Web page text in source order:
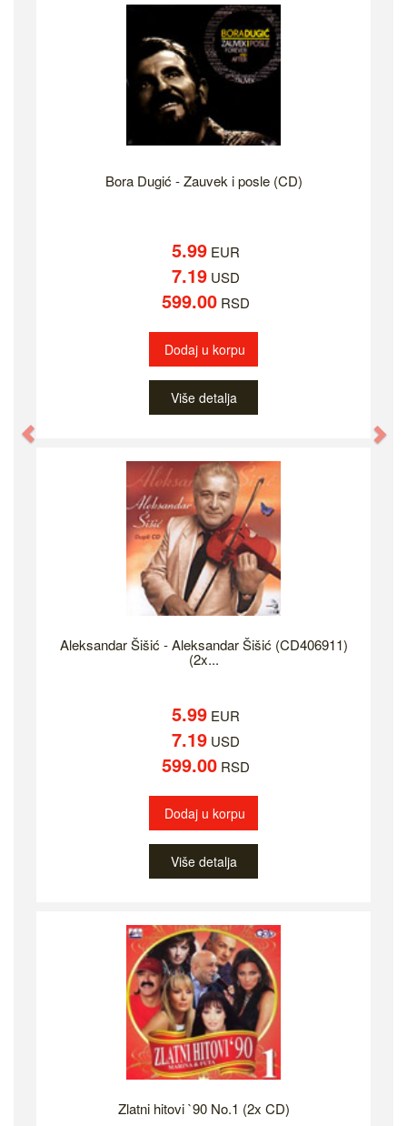
Bora Dugić - Zauvek i posle (CD)
5.99 EUR
7.19 USD
599.00 RSD
Dodaj u korpu
Više detalja
Aleksandar Šišić - Aleksandar Šišić (CD406911)
(2x...
5.99 EUR
7.19 USD
599.00 RSD
Dodaj u korpu
Više detalja
Zlatni hitovi `90 No.1 (2x CD)